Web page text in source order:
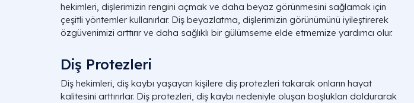
hekimleri, dişlerimizin rengini açmak ve daha beyaz görünmesini sağlamak için
çeşitli yöntemler kullanırlar. Diş beyazlatma, dişlerimizin görünümünü iyileştirerek
özgüvenimizi arttırır ve daha sağlıklı bir gülümseme elde etmemize yardımcı olur.
Diş Protezleri
Diş hekimleri, diş kaybı yaşayan kişilere diş protezleri takarak onların hayat
kalitesini arttırırlar. Diş protezleri, diş kaybı nedeniyle oluşan boşlukları doldurarak